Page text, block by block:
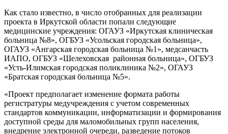
Как стало известно, в число отобранных для реализации
проекта в Иркутской области попали следующие
медицинские учреждения: ОГАУЗ «Иркутская клиническая
больница №8», ОГБУЗ «Усольская городская больница»,
ОГАУЗ «Ангарская городская больница №1», медсанчасть
ИАПО, ОГБУЗ «Шелеховская районная больница», ОГБУЗ
«Усть-Илимская городская поликлиника №2», ОГАУЗ
«Братская городская больница №5».
«Проект предполагает изменение формата работы
регистратуры медучреждения с учетом современных
стандартов коммуникации, информатизации и формирования
доступной среды для маломобильных групп населения,
внедрение электронной очереди, разведение потоков